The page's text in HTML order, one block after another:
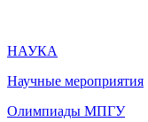
НАУКА
Научные мероприятия
Олимпиады МПГУ